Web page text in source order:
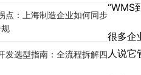
“WMS
很多企
人说
点：上海制造企业如何同步
发选型指南：全流程拆解四